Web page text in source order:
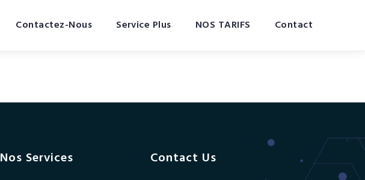
Contactez-Nous Service Plus NOS TARIFS Contact
Nos Services Contact Us